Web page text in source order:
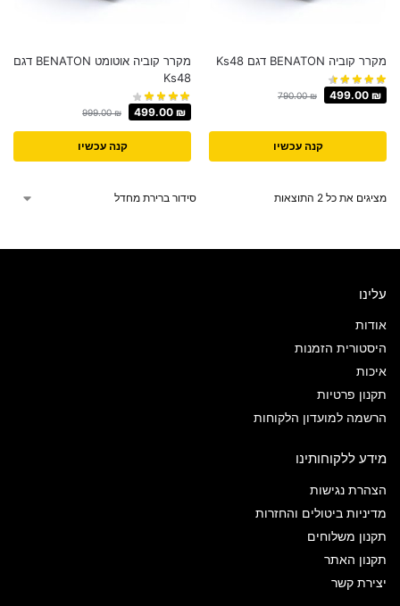
מקרר קוביה BENATON דגם Ks48
790.00₪ 499.00 ₪
קנה עכשיו
מקרר קוביה אוטומט BENATON דגם
Ks48
999.00₪ 499.00 ₪
קנה עכשיו
מציגים את כל ⁦2⁩ התוצאות
עלינו
אודות
היסטורית הזמנות
איכות
תקנון פרטיות
הרשמה למועדון הלקוחות
מידע ללקוחותינו
הצהרת נגישות
מדיניות ביטולים והחזרות
תקנון משלוחים
תקנון האתר
יצירת קשר